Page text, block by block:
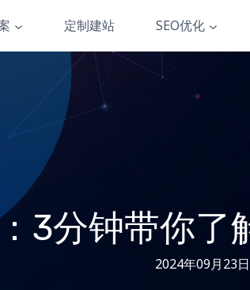
定制建站 SEO优化
3分钟带你了
2024年09月23日